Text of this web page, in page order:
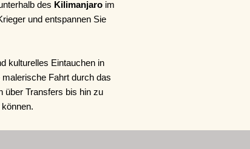
des Kilimanjaro im
und entspannen Sie
kulturelles Eintauchen in
Fahrt durch das
über Transfers bis hin zu